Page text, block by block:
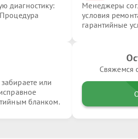
диагностику:
Менеджеры
условия
гарантийные
или
бланком.
Свяжемся